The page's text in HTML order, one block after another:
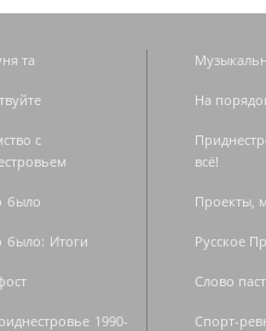
та
с
было
было: Итоги
1990-
На
всё!
Проекты,
Русское
Слово
Спорт-